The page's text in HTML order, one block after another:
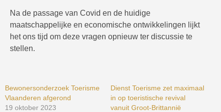
Na de passage van Covid en de huidige
maatschappelijke en economische ontwikkelingen lijkt
het ons tijd om deze vragen opnieuw ter discussie te
stellen.
Bewonersonderzoek Toerisme
Vlaanderen afgerond
19 oktober 2023
Dienst Toerisme zet maximaal
in op toeristische revival
vanuit Groot-Brittannië